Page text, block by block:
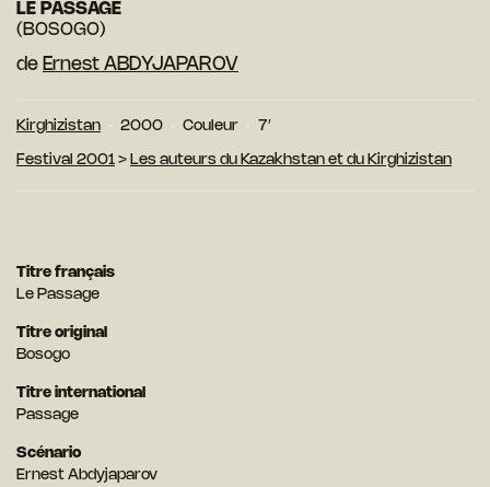
LE PASSAGE
(BOSOGO)
de Ernest ABDYJAPAROV
Kirghizistan 2000 Couleur 7′
Festival 2001 > Les auteurs du Kazakhstan et du Kirghizistan
Titre français
Le Passage
Titre original
Bosogo
Titre international
Passage
Scénario
Ernest Abdyjaparov